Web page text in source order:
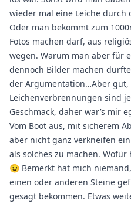
wieder mal eine Leiche
Oder man bekommt zum
Fotos machen darf, aus
wegen. Warum man aber für
dennoch Bilder machen
der Argumentation…Aber gut,
Leichenverbrennungen sind
Geschmack, daher war’s mir
Vom Boot aus, mit sicherem
aber nicht ganz verkneifen
als solches zu machen.
😉 Bemerkt hat mich
einen oder anderen Steine
gesagt bekommen. Etwas